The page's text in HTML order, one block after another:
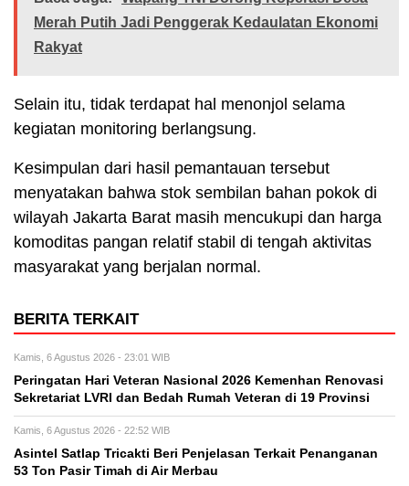
Merah Putih Jadi Penggerak Kedaulatan Ekonomi
Rakyat
Selain itu, tidak terdapat hal menonjol selama
kegiatan monitoring berlangsung.
Kesimpulan dari hasil pemantauan tersebut
menyatakan bahwa stok sembilan bahan pokok di
wilayah Jakarta Barat masih mencukupi dan harga
komoditas pangan relatif stabil di tengah aktivitas
masyarakat yang berjalan normal.
BERITA TERKAIT
Kamis, 6 Agustus 2026 - 23:01 WIB
Peringatan Hari Veteran Nasional 2026 Kemenhan Renovasi
Sekretariat LVRI dan Bedah Rumah Veteran di 19 Provinsi
Kamis, 6 Agustus 2026 - 22:52 WIB
Asintel Satlap Tricakti Beri Penjelasan Terkait Penanganan
53 Ton Pasir Timah di Air Merbau